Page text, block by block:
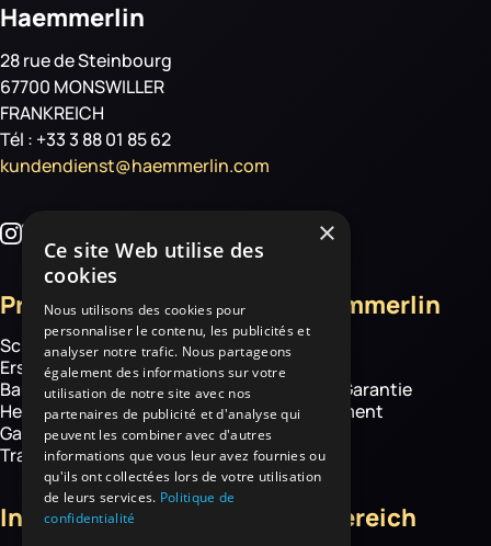
Haemmerlin
28 rue de Steinbourg
67700 MONSWILLER
FRANKREICH
Tél : +33 3 88 01 85 62
kundendienst@haemmerlin.com
Produkte
Schubkarren
Ersatzteile
Baustelle
Hebetechnik
Garten- und
Transportgeräte
Über Haemmerlin
Über uns
Know how
Haemmerlin-Garantie
CSR-Engagement
News
Informationen Kundenbereich
×
Ce site Web utilise des
cookies
Nous utilisons des cookies pour
personnaliser le contenu, les publicités et
analyser notre trafic. Nous partageons
également des informations sur votre
utilisation de notre site avec nos
partenaires de publicité et d'analyse qui
peuvent les combiner avec d'autres
informations que vous leur avez fournies ou
qu'ils ont collectées lors de votre utilisation
de leurs services. Politique de
confidentialité